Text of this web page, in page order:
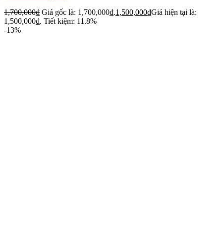
1,700,000₫ Giá gốc là: 1,700,000₫.1,500,000₫Giá hiện tại là:
1,500,000₫. Tiết kiệm: 11.8%
-13%